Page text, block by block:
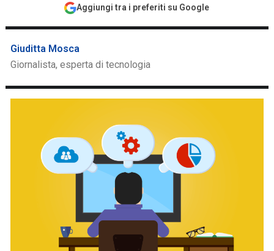
Aggiungi tra i preferiti su Google
Giuditta Mosca
Giornalista, esperta di tecnologia